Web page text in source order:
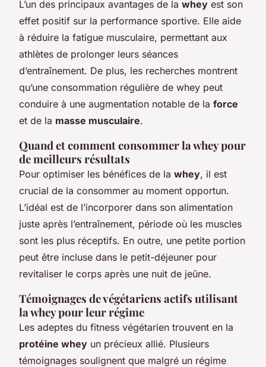
L’un des principaux avantages de la whey est son
effet positif sur la performance sportive. Elle aide
à réduire la fatigue musculaire, permettant aux
athlètes de prolonger leurs séances
d’entraînement. De plus, les recherches montrent
qu’une consommation régulière de whey peut
conduire à une augmentation notable de la force
et de la masse musculaire.
Quand et comment consommer la whey pour
de meilleurs résultats
Pour optimiser les bénéfices de la whey, il est
crucial de la consommer au moment opportun.
L’idéal est de l’incorporer dans son alimentation
juste après l’entraînement, période où les muscles
sont les plus réceptifs. En outre, une petite portion
peut être incluse dans le petit-déjeuner pour
revitaliser le corps après une nuit de jeûne.
Témoignages de végétariens actifs utilisant
la whey pour leur régime
Les adeptes du fitness végétarien trouvent en la
protéine whey un précieux allié. Plusieurs
témoignages soulignent que malgré un régime